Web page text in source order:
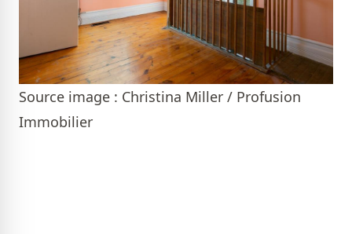
Source image : Christina Miller / Profusion
Immobilier